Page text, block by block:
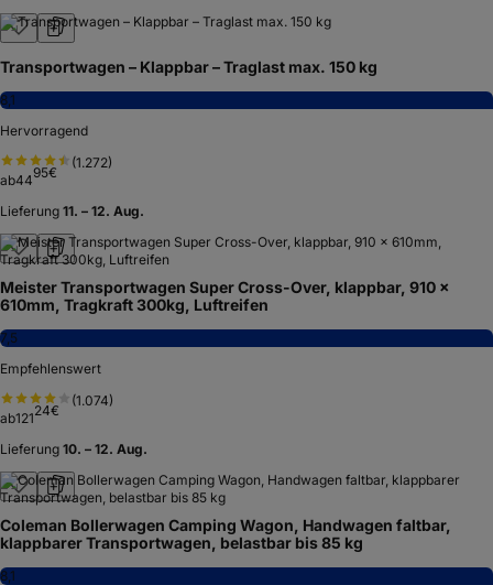
Transportwagen – Klappbar – Traglast max. 150 kg
8,1
Hervorragend
(1.272)
ab4495€
Lieferung 11. – 12. Aug.
Meister Transportwagen Super Cross-Over, klappbar, 910 x
610mm, Tragkraft 300kg, Luftreifen
7,5
Empfehlenswert
(1.074)
ab12124€
Lieferung 10. – 12. Aug.
Coleman Bollerwagen Camping Wagon, Handwagen faltbar,
klappbarer Transportwagen, belastbar bis 85 kg
8,1